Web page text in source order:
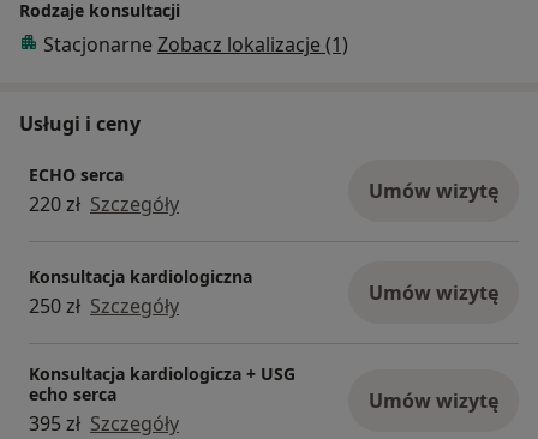
Rodzaje konsultacji
Stacjonarne Zobacz lokalizacje (1)
Usługi i ceny
ECHO serca
220 zł Szczegóły Umów wizytę
Konsultacja kardiologiczna
250 zł Szczegóły Umów wizytę
Konsultacja kardiologicza + USG
echo serca
395 zł Szczegóły
Umów wizytę